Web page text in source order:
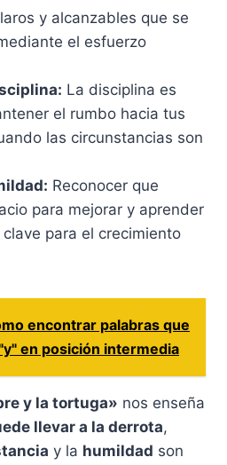
y alcanzables que se
el esfuerzo
La disciplina es
el rumbo hacia tus
las circunstancias son
Reconocer que
para mejorar y aprender
para el crecimiento
encontrar palabras que
en posición intermedia
y la tortuga» nos enseña
llevar a la derrota,
y la humildad son